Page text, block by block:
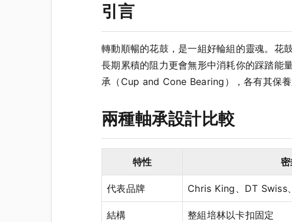
引言
轉動順暢的花鼓，是一組好輪組的靈魂。花
長期累積的阻力更會無形中消耗你的踩踏
承（Cup and Cone Bearing），各有其保養
兩種軸承設計比較
特性 密
代表品牌 Chris King、DT Swiss
結構 整組培林以卡扣固定